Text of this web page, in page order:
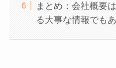
まとめ：会社概要
る大事な情報でも